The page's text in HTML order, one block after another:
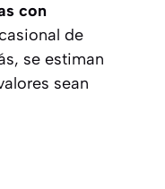
con
de
se estiman
sean